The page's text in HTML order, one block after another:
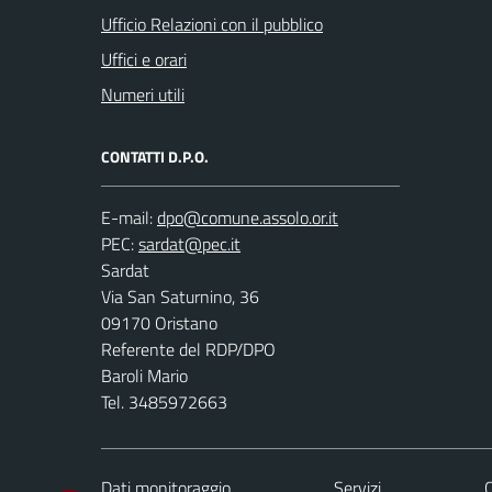
Ufficio Relazioni con il pubblico
Uffici e orari
Numeri utili
CONTATTI D.P.O.
E-mail:
PEC:
Sardat
Via San Saturnino, 36
09170 Oristano
Referente del RDP/DPO
Baroli Mario
Tel. 3485972663